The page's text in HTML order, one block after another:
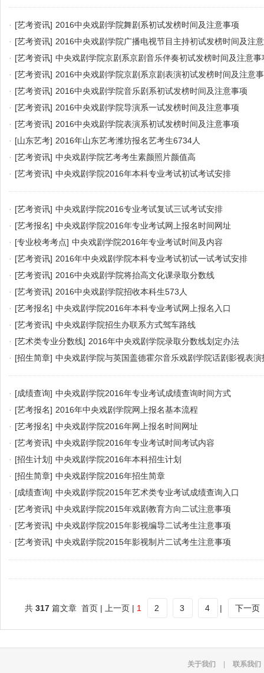
· [艺考资讯] 2016中央戏剧学院舞剧系初试发榜时间及注意事项
· [艺考资讯] 2016中央戏剧学院广播电视节目主持初试发榜时间及注
· [艺考资讯] 中央戏剧学院京剧系京剧音乐伴奏初试发榜时间及注意事
· [艺考资讯] 2016中央戏剧学院京剧系京剧表演初试发榜时间及注意
· [艺考资讯] 2016中央戏剧学院音乐剧系初试发榜时间及注意事项
· [艺考资讯] 2016中央戏剧学院导演系一试发榜时间及注意事项
· [艺考资讯] 2016中央戏剧学院表演系初试发榜时间及注意事项
· [山东艺考] 2016年山东艺考潍坊报名艺考生6734人
· [艺考资讯] 中央戏剧学院艺考考生素颜照片颜值高
· [艺考资讯] 中央戏剧学院2016年本科专业考试初试考试安排
· [艺考资讯] 中央戏剧学院2016专业考试复试三试考试安排
· [艺考报名] 中央戏剧学院2016年专业考试网上报名时间网址
· [专业校考考点] 中央戏剧学院2016年专业考试时间及内容
· [艺考资讯] 2016年中央戏剧学院本科专业考试初试一试考试安排
· [艺考资讯] 2016中央戏剧学院将抬高文化课录取分数线
· [艺考资讯] 2016中央戏剧学院招收本科生573人
· [艺考报名] 中央戏剧学院2016年本科专业考试网上报名入口
· [艺考资讯] 中央戏剧学院招生办联系方式驾车路线
· [艺术类专业分数线] 2016年中央戏剧学院录取分数线划定办法
· [招生简章] 中央戏剧学院与英国盖德霍尔音乐戏剧学院话剧影视表演
· [成绩查询] 中央戏剧学院2016年专业考试成绩查询时间方式
· [艺考报名] 2016年中央戏剧学院网上报名基本流程
· [艺考报名] 中央戏剧学院2016年网上报名时间网址
· [艺考资讯] 中央戏剧学院2016年专业考试时间考试内容
· [招生计划] 中央戏剧学院2016年本科招生计划
· [招生简章] 中央戏剧学院2016年招生简章
· [成绩查询] 中央戏剧学院2015年艺术类专业考试成绩查询入口
· [艺考资讯] 中央戏剧学院2015年戏剧教育方向二试注意事项
· [艺考资讯] 中央戏剧学院2015年影视编导二试考生注意事项
· [艺考资讯] 中央戏剧学院2015年影视制片二试考生注意事项
共317 篇文章 首页 | 上一页 | 1 2 3 4 | 下一页
关于我们 联系我们